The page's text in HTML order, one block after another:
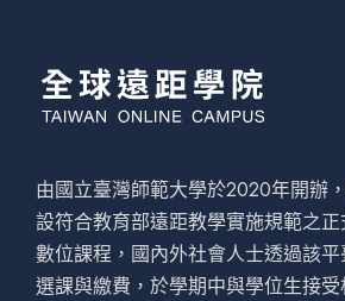
由國立臺灣師範大學於2020年開辦
設符合教育部遠距教學實施規範之
數位課程，國內外社會人士透過該
選課與繳費，於學期中與學位生接